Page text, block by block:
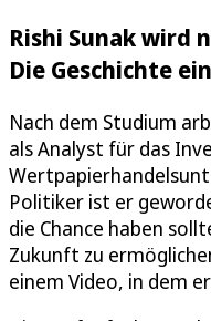
Rishi Sunak wird
Die Geschichte
Nach dem Studium
als Analyst für das
Politiker ist er
die Chance haben
Zukunft zu
einem Video, in dem